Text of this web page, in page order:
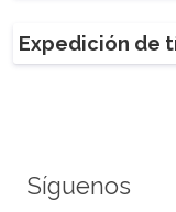
Expedición de
Síguenos